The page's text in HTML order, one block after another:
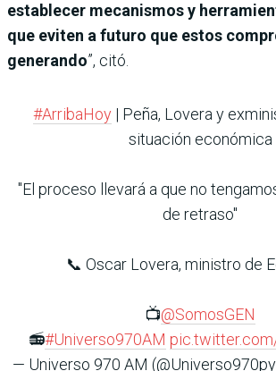
establecer mecanismos y
que eviten a futuro que estos
generando”, citó.
#ArribaHoy| Peña, Lovera y
situación económica
"El proceso llevará a que no
de retraso"
📞 Oscar Lovera, ministro de
📺@SomosGEN
📻#Universo970AM
— Universo 970 AM